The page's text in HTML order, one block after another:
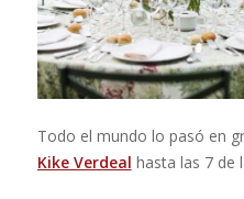
Todo el mundo lo pasó en
Kike Verdeal hasta las 7 de